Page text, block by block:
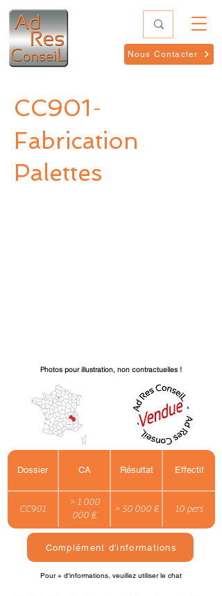
Nous Contacter
CC901 -
Fabrication
Palettes
Photos pour illustration, non contractuelles !
Dossier CA Résultat Effectif
CC901
> 1 000
000 €
> 50 000 € 10 pers
Complément d'informations
Pour + d'informations, veuillez utiliser le chat